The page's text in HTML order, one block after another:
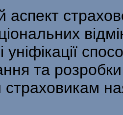
аспект
уніфікації
та